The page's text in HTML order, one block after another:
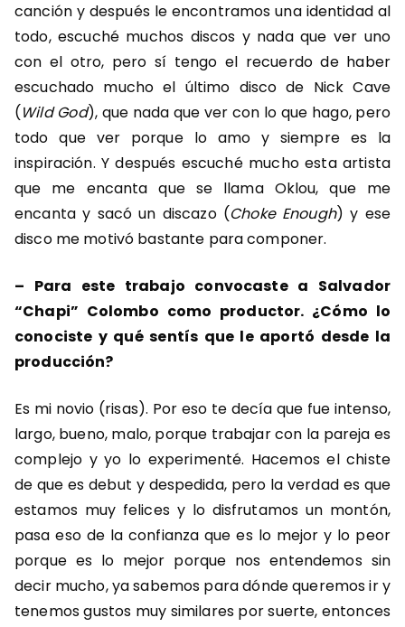
canción y después le encontramos una identidad al
todo, escuché muchos discos y nada que ver uno
con el otro, pero sí tengo el recuerdo de haber
escuchado mucho el último disco de Nick Cave
(Wild God), que nada que ver con lo que hago, pero
todo que ver porque lo amo y siempre es la
inspiración. Y después escuché mucho esta artista
que me encanta que se llama Oklou, que me
encanta y sacó un discazo (Choke Enough) y ese
disco me motivó bastante para componer.
– Para este trabajo convocaste a Salvador
“Chapi” Colombo como productor. ¿Cómo lo
conociste y qué sentís que le aportó desde la
producción?
Es mi novio (risas). Por eso te decía que fue intenso,
largo, bueno, malo, porque trabajar con la pareja es
complejo y yo lo experimenté. Hacemos el chiste
de que es debut y despedida, pero la verdad es que
estamos muy felices y lo disfrutamos un montón,
pasa eso de la confianza que es lo mejor y lo peor
porque es lo mejor porque nos entendemos sin
decir mucho, ya sabemos para dónde queremos ir y
tenemos gustos muy similares por suerte, entonces